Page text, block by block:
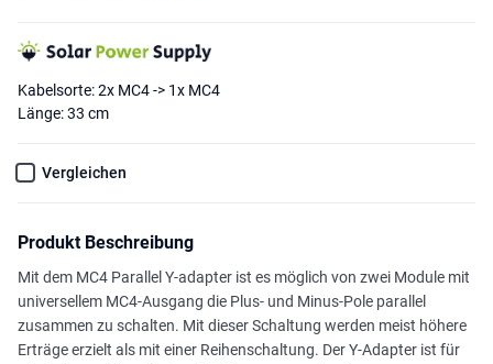
Kabelsorte: 2x MC4 -> 1x MC4
Länge: 33 cm
Vergleichen
Produkt Beschreibung
Mit dem MC4 Parallel Y-adapter ist es möglich von zwei Module mit
universellem MC4-Ausgang die Plus- und Minus-Pole parallel
zusammen zu schalten. Mit dieser Schaltung werden meist höhere
Erträge erzielt als mit einer Reihenschaltung. Der Y-Adapter ist für